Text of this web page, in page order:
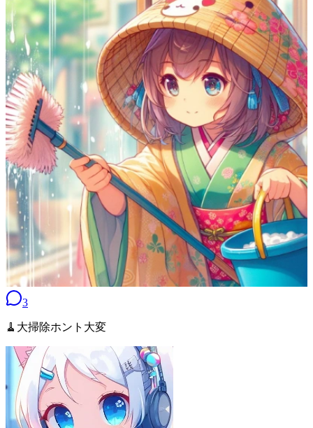
3
🧹大掃除ホント大変